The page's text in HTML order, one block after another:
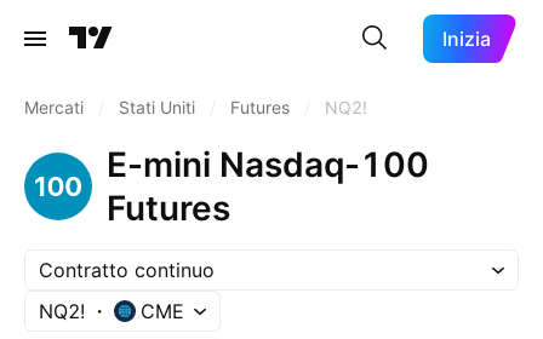
Inizia
Mercati Stati Uniti Futures NQ2!
E-mini Nasdaq-100
Futures
Contratto continuo
NQ2!
CME